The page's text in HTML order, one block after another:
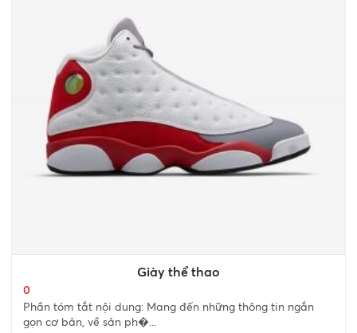
Giày thể thao
0
Phần tóm tắt nội dung: Mang đến những thông tin ngắn
gọn cơ bản, về sản ph�...